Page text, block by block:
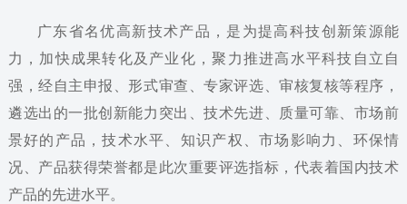
广东省名优高新技术产品，是为提高科技创新策源能
力，加快成果转化及产业化，聚力推进高水平科技自立自
强，经自主申报、形式审查、专家评选、审核复核等程序，
遴选出的一批创新能力突出、技术先进、质量可靠、市场前
景好的产品，技术水平、知识产权、市场影响力、环保情
况、产品获得荣誉都是此次重要评选指标，代表着国内技术
产品的先进水平。